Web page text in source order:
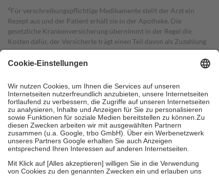
4Für verschreibungspflichtige Medikamente stellt der Arzt ein
Rezept aus und der Patient erhält sie in der Apotheke. Die
gesetzliche Krankenversicherung übernimmt in der Regel die
Kosten dafür, der Versicherte trägt einen Teil davon als Zuzahlung
mit.
Grundsätzlich leisten Mitglieder Zuzahlungen in Höhe von zehn
höchstens zehn Euro.
Es sind jedoch nie mehr als die tatsächlichen
Kosten der Leistung zu entrichten.
Diese Regeln gelten grundsätzlich auch für Online-Apotheken.
Bei Heilmitteln und häuslicher Krankenpflege beträgt die
Zuzahlung zehn Prozent der Kosten sowie zehn Euro je
Verordnung.
Um das Engagement der Versicherten für ihre eigene Gesundheit zu
stärken und die besondere Stellung der Familie zu unterstützen,
fallenkeine Zuzahlungenan bei: